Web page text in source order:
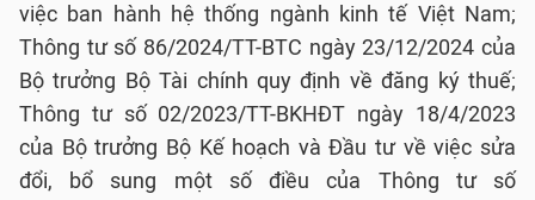
việc ban hành hệ thống ngành kinh tế Việt Nam;
Thông tư số 86/2024/TT-BTC ngày 23/12/2024 của
Bộ trưởng Bộ Tài chính quy định về đăng ký thuế;
Thông tư số 02/2023/TT-BKHĐT ngày 18/4/2023
của Bộ trưởng Bộ Kế hoạch và Đầu tư về việc sửa
đổi, bổ sung một số điều của Thông tư số